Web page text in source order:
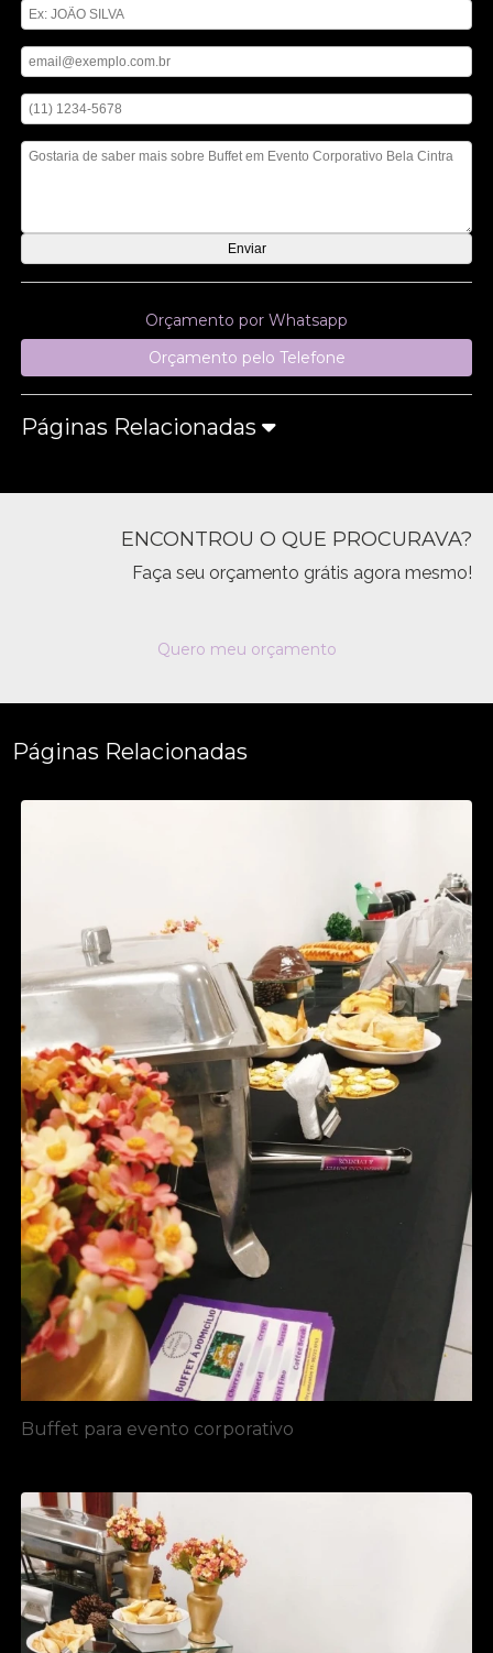
Orçamento por Whatsapp
Orçamento pelo Telefone
Páginas Relacionadas
ENCONTROU O QUE PROCURAVA?
Faça seu orçamento grátis agora mesmo!
Quero meu orçamento
Páginas Relacionadas
Buffet para evento corporativo